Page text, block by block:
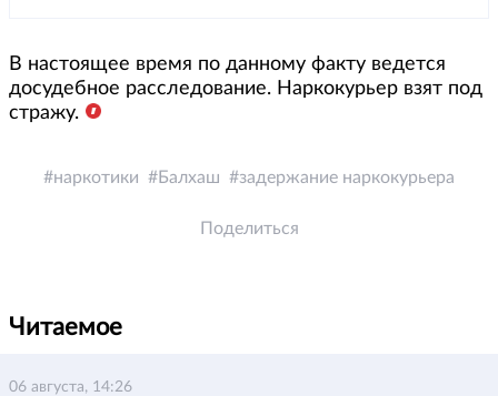
В настоящее время по данному факту ведется
досудебное расследование. Наркокурьер взят под
стражу.
наркотики Балхаш задержание наркокурьера
Поделиться
Читаемое
06 августа, 14:26